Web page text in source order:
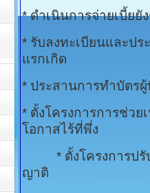
* ดำเนินการจ่ายเบี้ย
* รับลงทะเบียนและปร
แรกเกิด
* ประสานการทำบัตร
* ตั้งโครงการการช่ว
โอกาสไร้ที่พึ่ง
* ตั้งโครงการปรับ
ญาติ